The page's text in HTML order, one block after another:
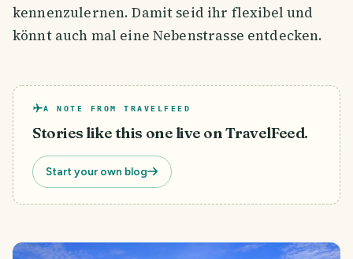
kennenzulernen. Damit seid ihr flexibel und
könnt auch mal eine Nebenstrasse entdecken.
A NOTE FROM TRAVELFEED
Stories like this one live on TravelFeed.
Start your own blog